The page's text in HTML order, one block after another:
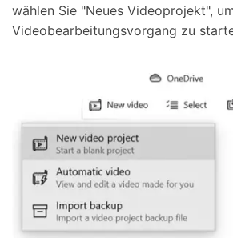
wählen Sie "Neues Videoprojekt",
Videobearbeitungsvorgang zu